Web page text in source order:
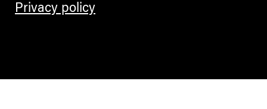
Privacy policy